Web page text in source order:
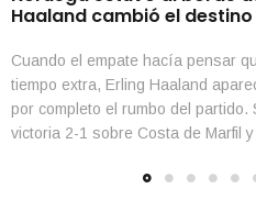
Haaland cambió el
Cuando el empate hacía pensar
tiempo extra, Erling Haaland
por completo el rumbo del
victoria 2-1 sobre Costa de Marfil